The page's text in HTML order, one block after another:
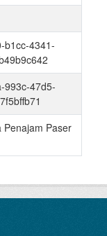
b1cc-4341-
993c-47d5-
Penajam Paser